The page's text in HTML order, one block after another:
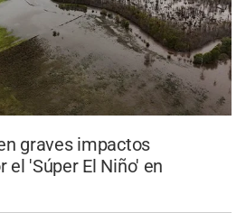
graves impactos
'Súper El Niño' en